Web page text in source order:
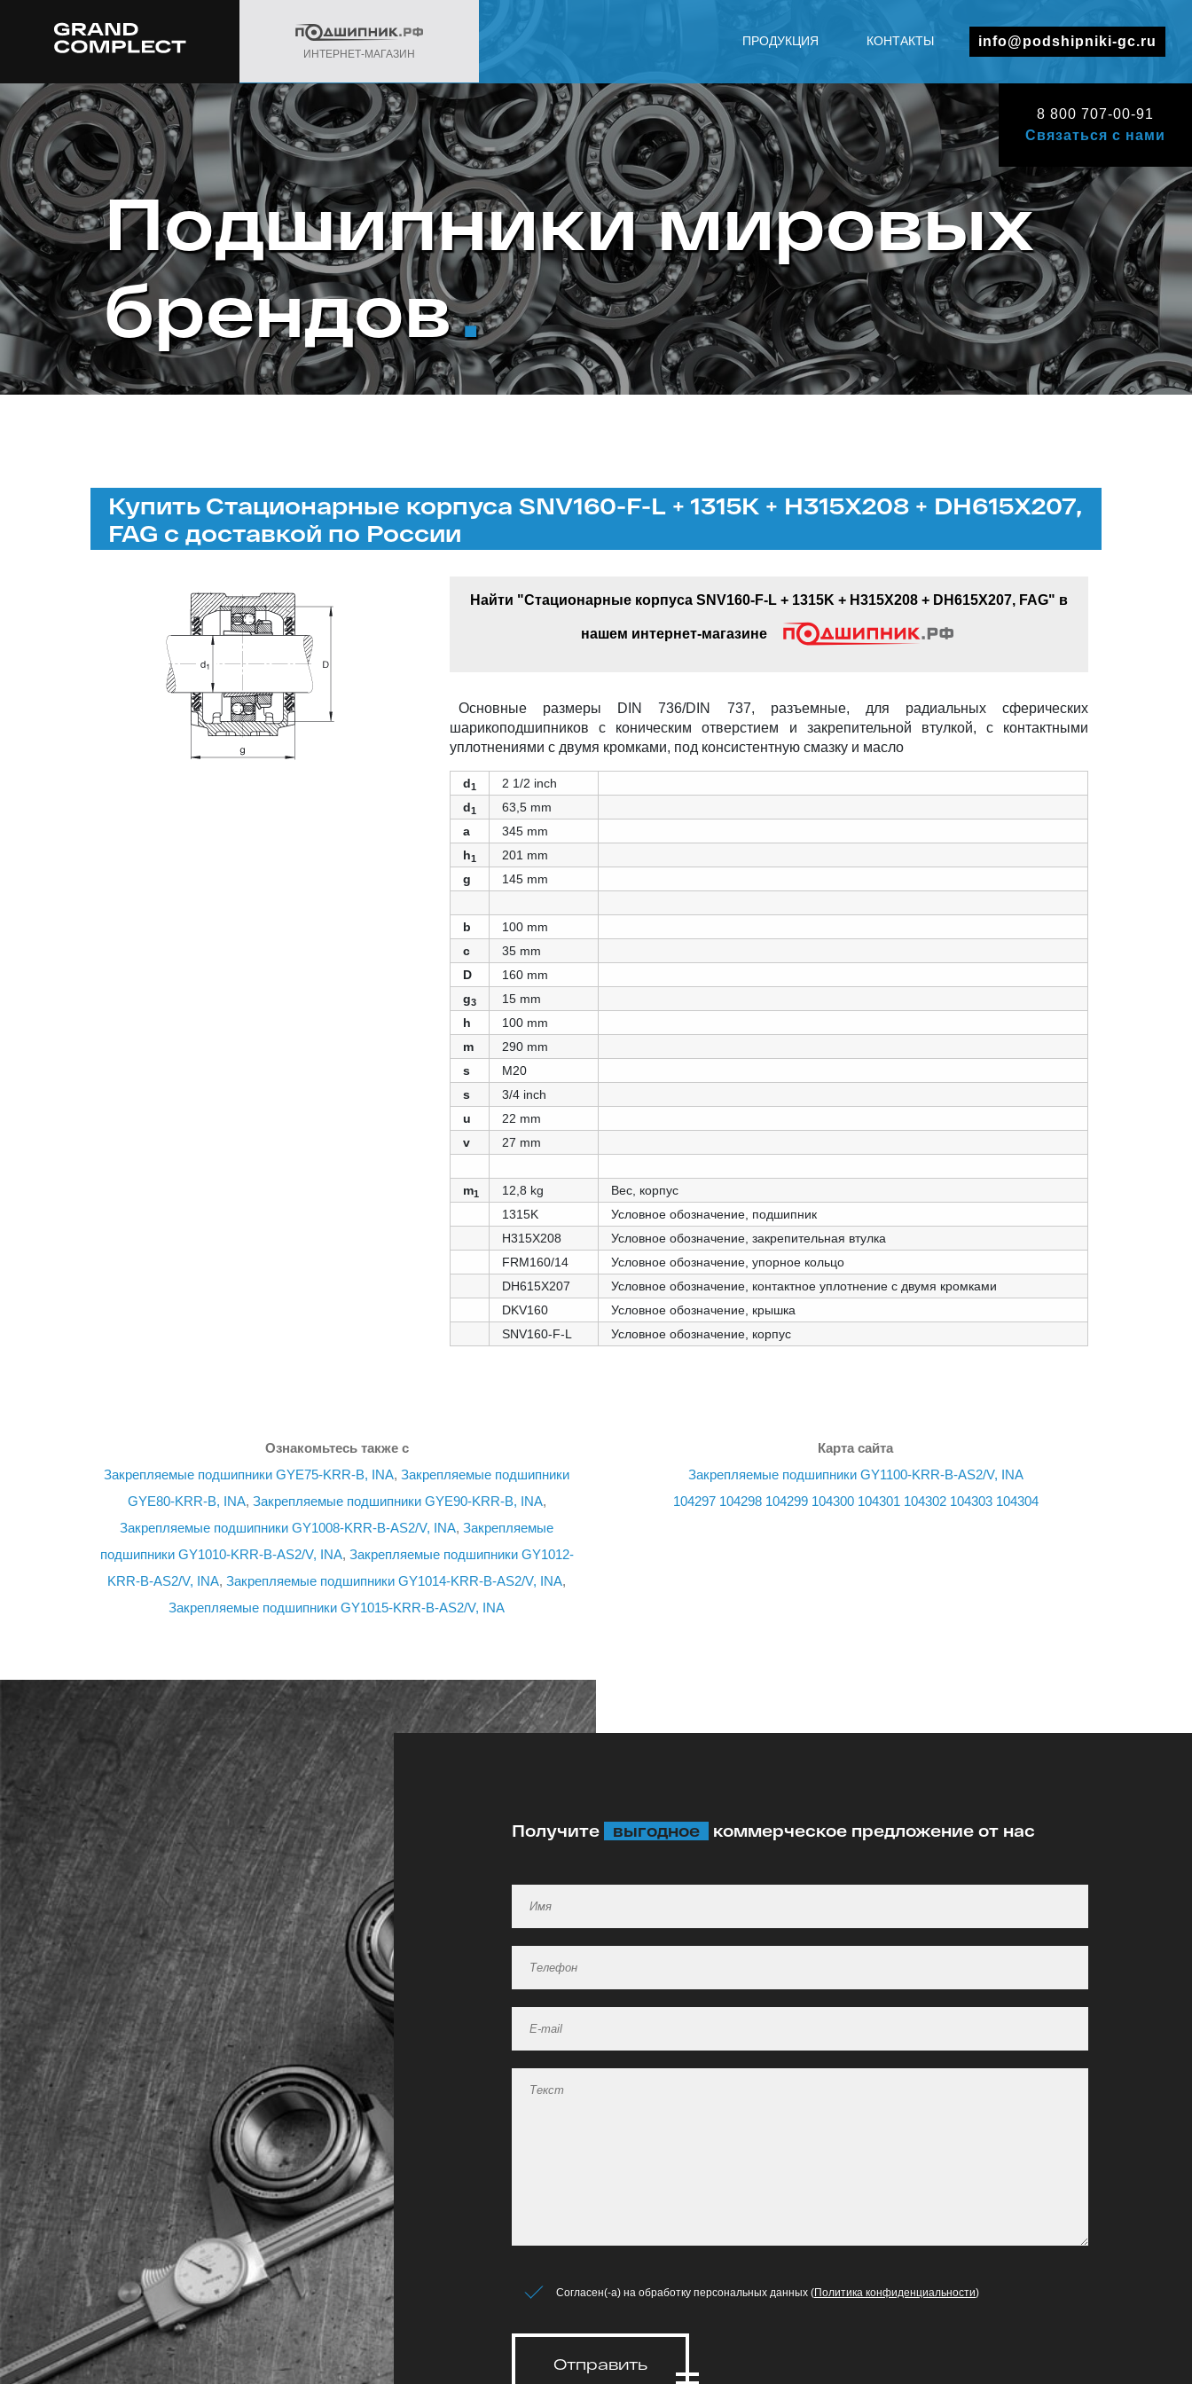
ИНТЕРНЕТ-МАГАЗИН
8 800 707-00-91
Связаться с нами
info@podshipniki-gc.ru
ПРОДУКЦИЯ КОНТАКТЫ
Подшипники мировых
брендов.
Купить Стационарные корпуса SNV160-F-L + 1315K + H315X208 + DH615X207,
FAG с доставкой по России
Найти "Стационарные корпуса SNV160-F-L + 1315K + H315X208 + DH615X207, FAG" в
нашем интернет-магазине
Основные размеры DIN 736/DIN 737, разъемные, для радиальных сферических
шарикоподшипников с коническим отверстием и закрепительной втулкой, с контактными
уплотнениями с двумя кромками, под консистентную смазку и масло
d1
2 1/2 inch
d1
63,5 mm
a
345 mm
h1
201 mm
g
145 mm
b
100 mm
c
35 mm
D
160 mm
g3
15 mm
h
100 mm
m
290 mm
s
M20
s
3/4 inch
u
22 mm
v
27 mm
m1 12,8 kg
Вес, корпус
1315K
Условное обозначение, подшипник
H315X208
Условное обозначение, закрепительная втулка
FRM160/14
Условное обозначение, упорное кольцо
DH615X207
Условное обозначение, контактное уплотнение с двумя кромками
DKV160
Условное обозначение, крышка
SNV160-F-L
Условное обозначение, корпус
Ознакомьтесь также с
Закрепляемые подшипники GYE75-KRR-B, INA, Закрепляемые подшипники
GYE80-KRR-B, INA, Закрепляемые подшипники GYE90-KRR-B, INA,
Закрепляемые подшипники GY1008-KRR-B-AS2/V, INA, Закрепляемые
подшипники GY1010-KRR-B-AS2/V, INA, Закрепляемые подшипники GY1012-
KRR-B-AS2/V, INA, Закрепляемые подшипники GY1014-KRR-B-AS2/V, INA,
Закрепляемые подшипники GY1015-KRR-B-AS2/V, INA
Карта сайта
Закрепляемые подшипники GY1100-KRR-B-AS2/V, INA
104297 104298 104299 104300 104301 104302 104303 104304
Получите выгодное коммерческое предложение от нас
Согласен(-а) на обработку персональных данных (Политика конфиденциальности)
Отправить